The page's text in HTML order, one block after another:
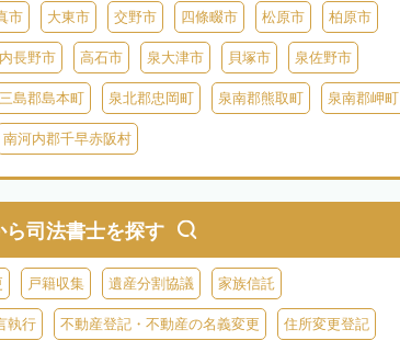
市 大東市 交野市 四條畷市 松原市 柏原市
長野市 高石市 泉大津市 貝塚市 泉佐野市
三島郡島本町 泉北郡忠岡町 泉南郡熊取町 泉南郡岬町
南河内郡千早赤阪村
ら司法書士を探す
戸籍収集 遺産分割協議 家族信託
執行 不動産登記・不動産の名義変更 住所変更登記